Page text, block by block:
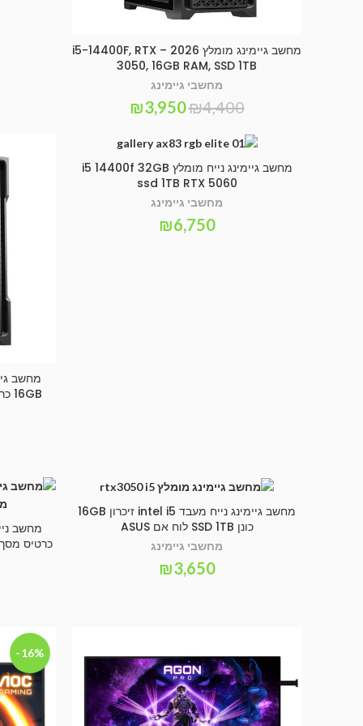
SELECT OPTIONSמחשב גיימינג מומלץ 2026 – i5-14400F, RTX
3050, 16GB RAM, SSD 1TB
מחשבי גיימינג
₪4,400
₪3,950
הוספה לסלמחשב גיימינג נייח מומלץ i5 14400f 32GB
ssd 1TB RTX 5060
מחשבי גיימינג
₪6,750
הוספה לסל
מחשב גיימינג נייח מעבד intel i5 זיכרון 16GB
כונן SSD 1TB לוח אם ASUS
מחשבי גיימינג
₪3,650
-16%